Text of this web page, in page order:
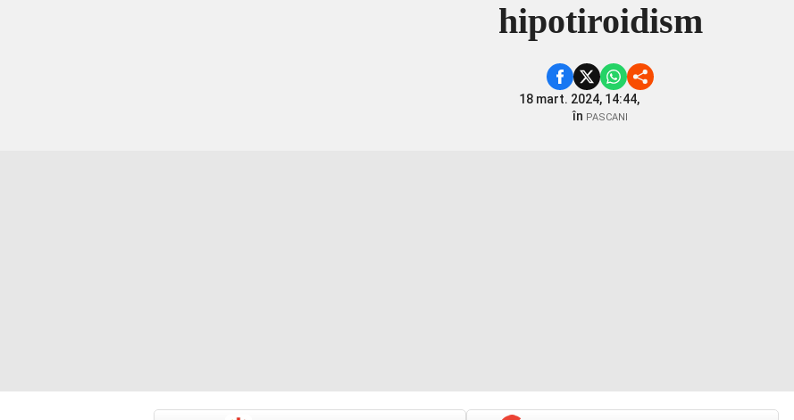
hipotiroidism
18 mart. 2024, 14:44,
în PASCANI